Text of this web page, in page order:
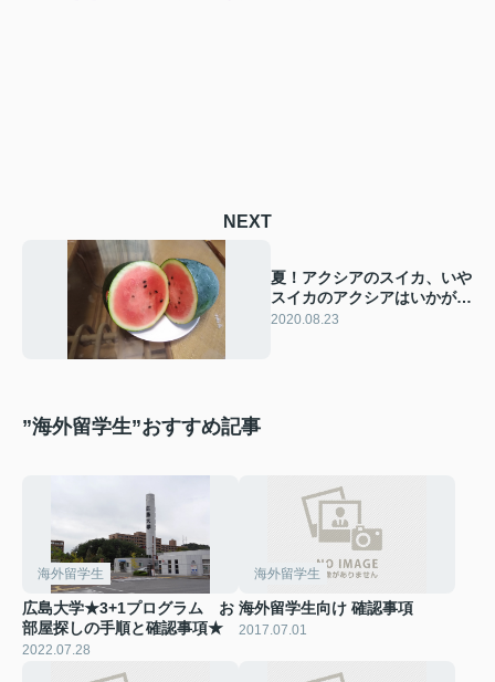
NEXT
夏！アクシアのスイカ、いや
スイカのアクシアはいかがで
すか！
2020.08.23
”海外留学生”おすすめ記事
海外留学生
広島大学★3+1プログラム お
部屋探しの手順と確認事項★
2022.07.28
海外留学生
海外留学生向け 確認事項
2017.07.01